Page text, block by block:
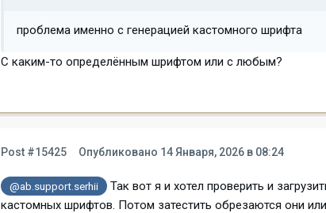
проблема именно с генерацией кастомного шрифта
С каким-то определённым шрифтом или с любым?
Post #15425 Опубликовано 14 Января, 2026 в 08:24
@ab.support.serhii
Так вот я и хотел проверить и
кастомных шрифтов. Потом затестить обрезаются они